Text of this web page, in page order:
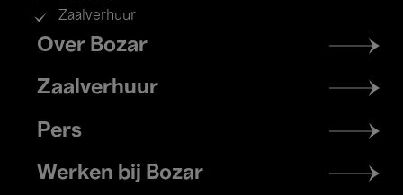
Zaalverhuur
Footer
menu
Over Bozar
Zaalverhuur
Pers
Werken bij Bozar